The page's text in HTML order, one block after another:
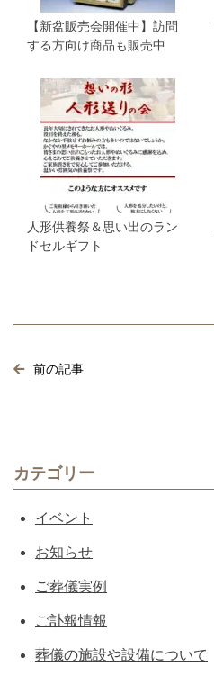
【新盆販売会開催中】訪問
する方向け商品も販売中
人形供養祭＆思い出のラン
ドセルギフト
前の記事
カテゴリー
イベント
お知らせ
ご葬儀実例
ご訃報情報
葬儀の施設や設備について